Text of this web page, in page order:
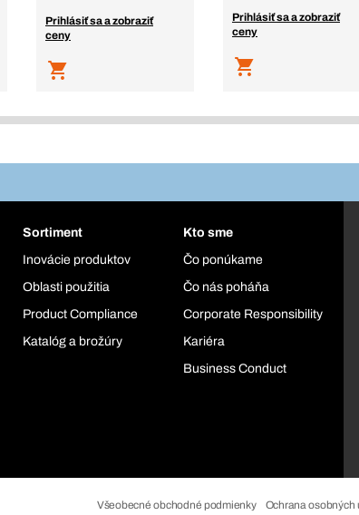
Prihlásiť sa a zobraziť
ceny
Prihlásiť sa a zobraziť
ceny
Sortiment
Inovácie produktov
Oblasti použitia
Product Compliance
Katalóg a brožúry
Kto sme
Čo ponúkame
Čo nás poháňa
Corporate Responsibility
Kariéra
Business Conduct
Všeobecné obchodné podmienky Ochrana osobných